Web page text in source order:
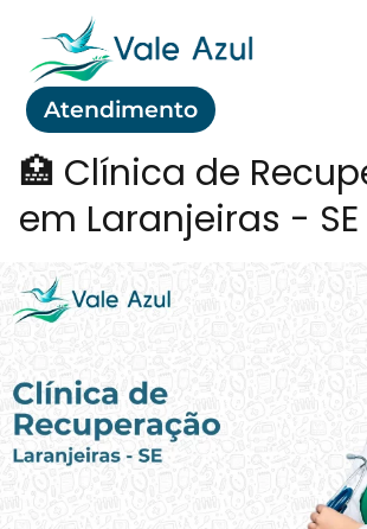
Atendimento
🏥 Clínica de
em Laranjeiras - SE